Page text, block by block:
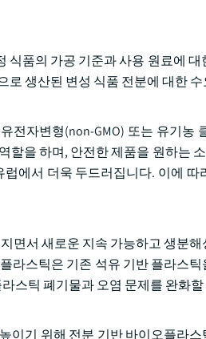
식품의 가공 기준과 사용 원료에
생산된 변성 식품 전분에 대한
전자변형(non-GMO) 또는 유기농
할을 하며, 안전한 제품을 원하는
에서 더욱 두드러집니다. 이에
면서 새로운 지속 가능하고 생분
라스틱은 기존 석유 기반 플라스
스틱 폐기물과 오염 문제를 완화
이기 위해 전분 기반 바이오플라